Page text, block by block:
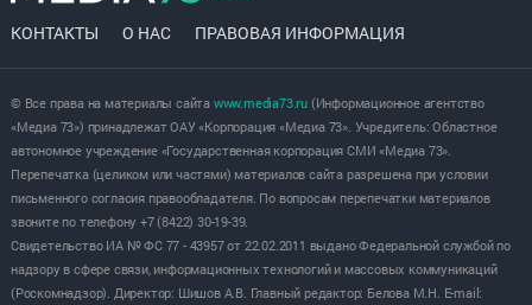
КОНТАКТЫ О НАС ПРАВОВАЯ ИНФОРМАЦИЯ
© Все права на материалы сайта www.media73.ru(Информационное агентство
«Медиа 73») принадлежат ОАУ «Корпорация «Медиа 73». Учредитель: Областное
автономное учреждение «Государственная корпорация СМИ «Медиа 73».
Перепечатка (целиком или частями) материалов сайта разрешена при условии
письменного согласия правообладателя. По вопросам перепечатки материалов
звоните по телефону +7 (8422) 30-19-39.
Свидетельство ИА № ФС 77 - 43957 от 22.02.2011 выдано Федеральной службой по
надзору в сфере связи, информационных технологий и массовых коммуникаций
(Роскомнадзор). Директор: Шишов А.В. Главный редактор: Белова М.Н. E-mail: